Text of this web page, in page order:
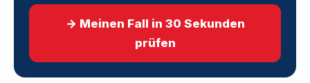
→ Meinen Fall in 30 Sekunden
prüfen